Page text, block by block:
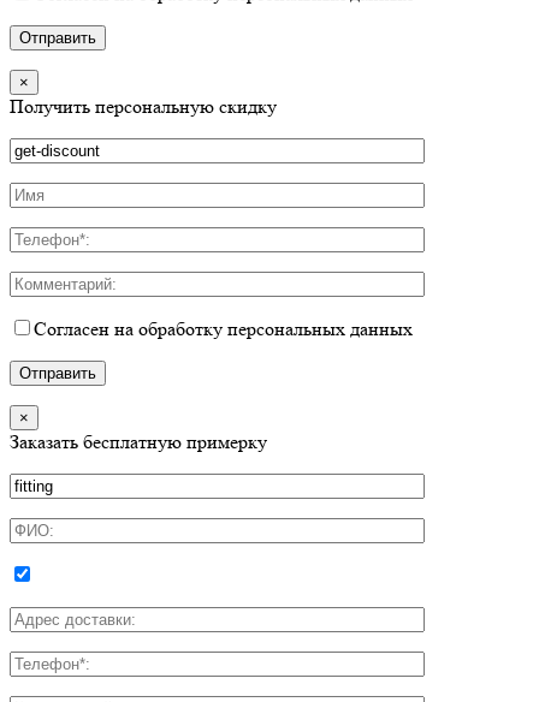
×
Получить персональную скидку
Согласен на обработку персональных данных
×
Заказать бесплатную примерку